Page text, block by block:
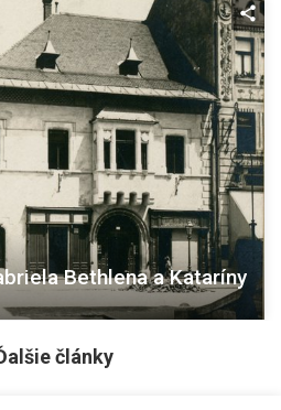
Bethlena a Kataríny
články